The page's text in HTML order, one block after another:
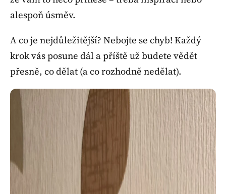
alespoň úsměv.
A co je nejdůležitější? Nebojte se chyb! Každý
krok vás posune dál a příště už budete vědět
přesně, co dělat (a co rozhodně nedělat).